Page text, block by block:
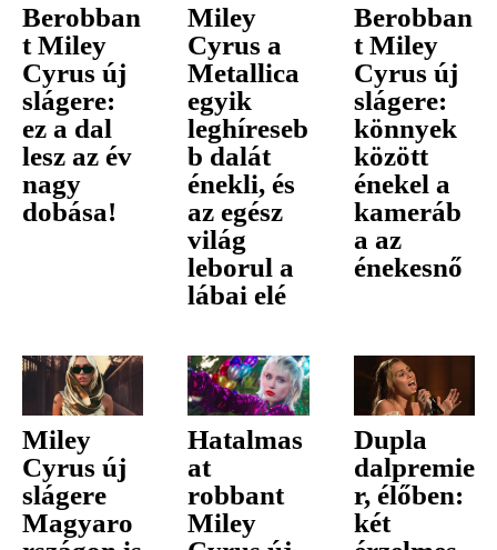
Berobban
t Miley
Cyrus új
slágere:
ez a dal
lesz az év
nagy
dobása!
Miley
Cyrus a
Metallica
egyik
leghíreseb
b dalát
énekli, és
az egész
világ
leborul a
lábai elé
Berobban
t Miley
Cyrus új
slágere:
könnyek
között
énekel a
kameráb
a az
énekesnő
Miley
Cyrus új
slágere
Magyaro
Hatalmas
at
robbant
Miley
Dupla
dalpremie
r, élőben:
két